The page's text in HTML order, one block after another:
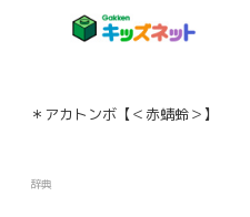
＊アカトンボ【＜赤蜻蛉＞】
辞典